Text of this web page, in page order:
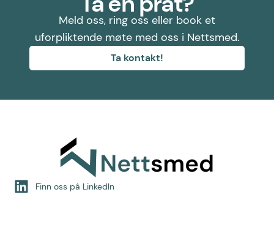
Meld oss, ring oss eller book et
uforpliktende møte med oss i Nettsmed.
Ta kontakt!
Finn oss på LinkedIn